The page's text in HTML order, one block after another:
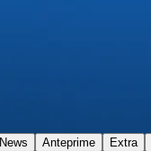
News Anteprime Extra